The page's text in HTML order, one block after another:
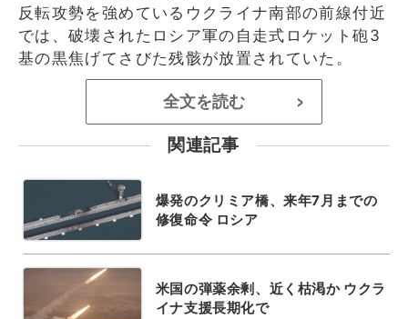
反転攻勢を強めているウクライナ南部の前線付近
では、破壊されたロシア軍の自走式ロケット砲3
基の黒焦げてさびた残骸が放置されていた。
全文を読む >
関連記事
爆発のクリミア橋、来年7月までの
修復命令 ロシア
米国の弾薬余剰、近く枯渇か ウクラ
イナ支援長期化で